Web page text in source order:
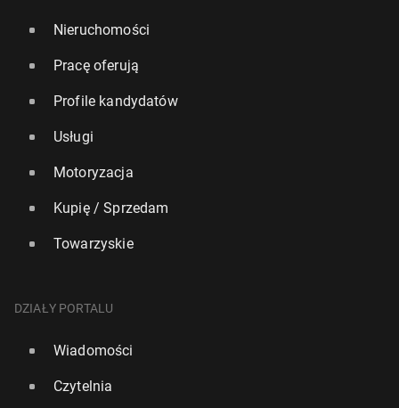
Nieruchomości
Pracę oferują
Profile kandydatów
Usługi
Motoryzacja
Kupię / Sprzedam
Towarzyskie
DZIAŁY PORTALU
Wiadomości
Czytelnia